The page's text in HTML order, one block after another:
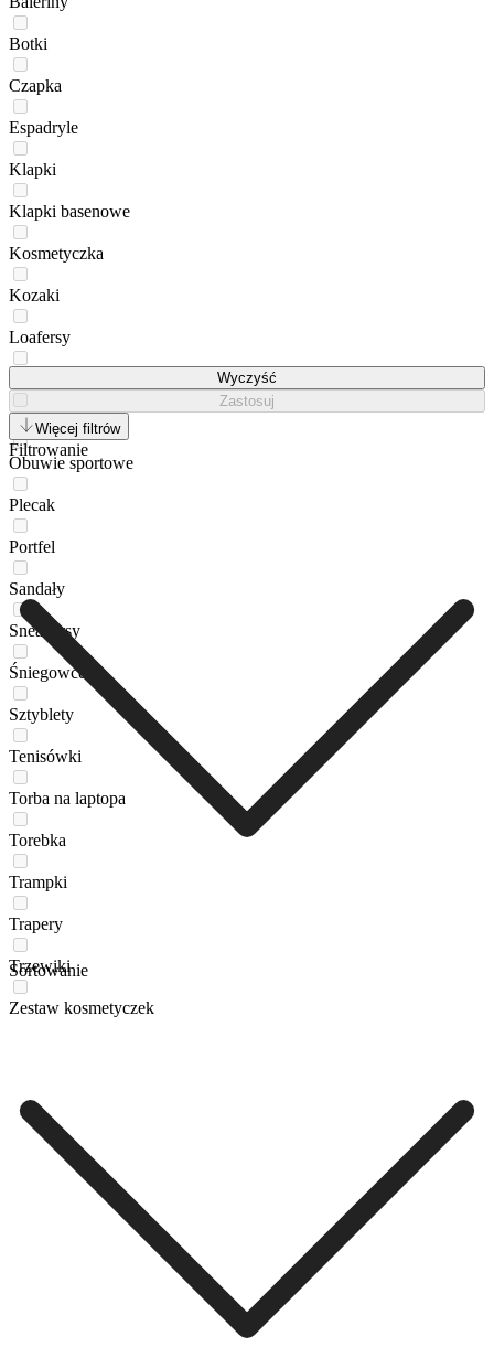
Botki
Czapka
Espadryle
Klapki
Klapki basenowe
Kosmetyczka
Kozaki
Loafersy
Mokasyny
Obuwie sportowe
Plecak
Portfel
Sandały
Sneakersy
Śniegowce
Sztyblety
Tenisówki
Torba na laptopa
Torebka
Trampki
Trapery
Trzewiki
Zestaw kosmetyczek
Wyczyść
Zastosuj
Więcej filtrów
Filtrowanie
Sortowanie